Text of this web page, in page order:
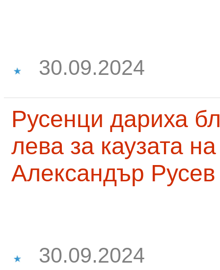
30.09.2024
Русенци дариха
лева за каузата
Александър Русев
30.09.2024